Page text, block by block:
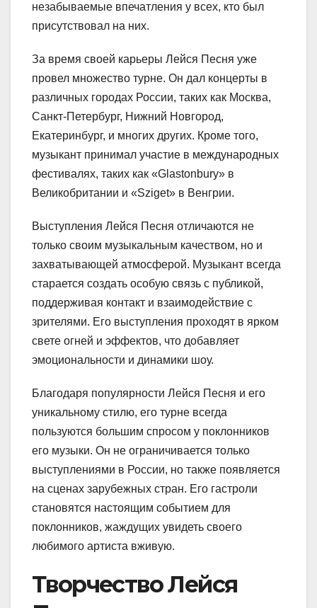
незабываемые впечатления у всех, кто был
присутствовал на них.
За время своей карьеры Лейся Песня уже
провел множество турне. Он дал концерты в
различных городах России, таких как Москва,
Санкт-Петербург, Нижний Новгород,
Екатеринбург, и многих других. Кроме того,
музыкант принимал участие в международных
фестивалях, таких как «Glastonbury» в
Великобритании и «Sziget» в Венгрии.
Выступления Лейся Песня отличаются не
только своим музыкальным качеством, но и
захватывающей атмосферой. Музыкант всегда
старается создать особую связь с публикой,
поддерживая контакт и взаимодействие с
зрителями. Его выступления проходят в ярком
свете огней и эффектов, что добавляет
эмоциональности и динамики шоу.
Благодаря популярности Лейся Песня и его
уникальному стилю, его турне всегда
пользуются большим спросом у поклонников
его музыки. Он не ограничивается только
выступлениями в России, но также появляется
на сценах зарубежных стран. Его гастроли
становятся настоящим событием для
поклонников, жаждущих увидеть своего
любимого артиста вживую.
Творчество Лейся